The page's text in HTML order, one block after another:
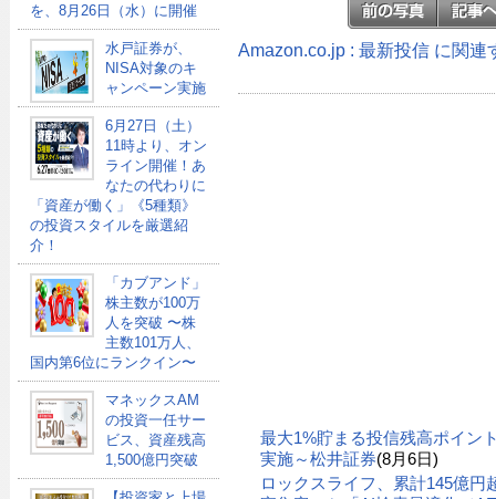
を、8月26日（水）に開催
水戸証券が、
NISA対象のキ
ャンペーン実施
6月27日（土）
11時より、オン
ライン開催！あ
なたの代わりに
「資産が働く」《5種類》
の投資スタイルを厳選紹
介！
「カブアンド」
株主数が100万
人を突破 〜株
主数101万人、
国内第6位にランクイン〜
マネックスAM
の投資一任サー
ビス、資産残高
1,500億円突破
Amazon.co.jp : 最新投信 に関連
最大1%貯まる投信残高ポイン
実施～松井証券(8月6日)
ロックスライフ、累計145億円